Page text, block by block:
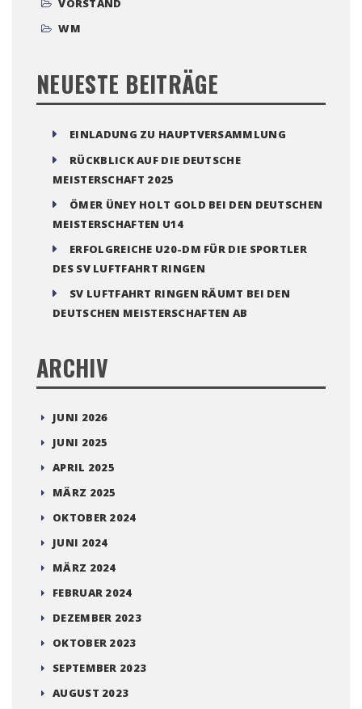
VORSTAND
WM
NEUESTE BEITRÄGE
EINLADUNG ZU HAUPTVERSAMMLUNG
RÜCKBLICK AUF DIE DEUTSCHE
MEISTERSCHAFT 2025
ÖMER ÜNEY HOLT GOLD BEI DEN DEUTSCHEN
MEISTERSCHAFTEN U14
ERFOLGREICHE U20-DM FÜR DIE SPORTLER
DES SV LUFTFAHRT RINGEN
SV LUFTFAHRT RINGEN RÄUMT BEI DEN
DEUTSCHEN MEISTERSCHAFTEN AB
ARCHIV
JUNI 2026
JUNI 2025
APRIL 2025
MÄRZ 2025
OKTOBER 2024
JUNI 2024
MÄRZ 2024
FEBRUAR 2024
DEZEMBER 2023
OKTOBER 2023
SEPTEMBER 2023
AUGUST 2023